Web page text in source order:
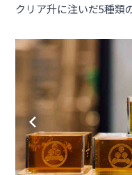
クリア升に注いだ5種類